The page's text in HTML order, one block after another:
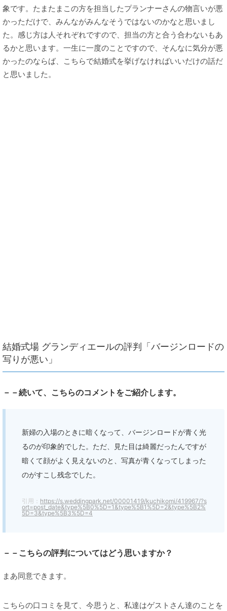
象です。たまたまこの方を担当したプランナーさんの物言いが悪
かっただけで、みんながみんなそうではないのかなと思いまし
た。感じ方は人それぞれですので、担当の方と合う合わないもあ
るかと思います。一生に一度のことですので、そんなに気分が悪
かったのならば、こちらで結婚式を挙げなければいいだけの話だ
と思いました。
結婚式場 グランディエールの評判「バージンロードの
写りが悪い」
－－続いて、こちらのコメントをご紹介します。
新婦の入場のときに暗くなって、バージンロードが青く光
るのが印象的でした。ただ、見た目は綺麗だったんですが
暗くて顔がよく見えないのと、写真が青くなってしまった
のがすこし残念でした。
引用： https://s.weddingpark.net/00001419/kuchikomi/419967/?s
ort=post_date&type%5B0%5D=1&type%5B1%5D=2&type%5B2%
5D=3&type%5B3%5D=4
－－こちらの評判についてはどう思いますか？
まあ同意できます。
こちらの口コミを見て、今思うと、私達はゲストさん達のことを